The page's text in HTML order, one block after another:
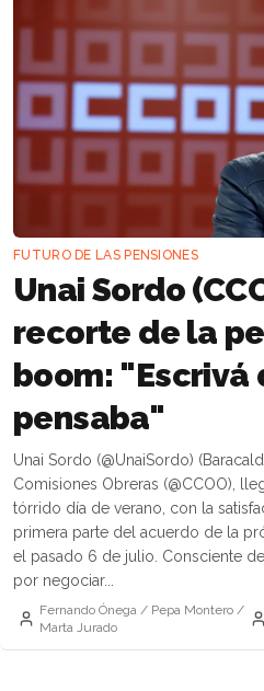
FUTURO DE LAS PENSIONES
Unai Sordo
recorte de la
boom: "Escrivá
pensaba"
Unai Sordo (@UnaiSordo)
Comisiones Obreras (@CCOO),
tórrido día de verano, con la
primera parte del acuerdo de la
el pasado 6 de julio. Consciente
por negociar...
Fernando Ónega / Pepa Montero /
Marta Jurado